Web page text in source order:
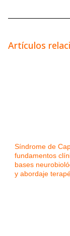
Artículos
Síndrome de
fundamentos
bases
y abordaje